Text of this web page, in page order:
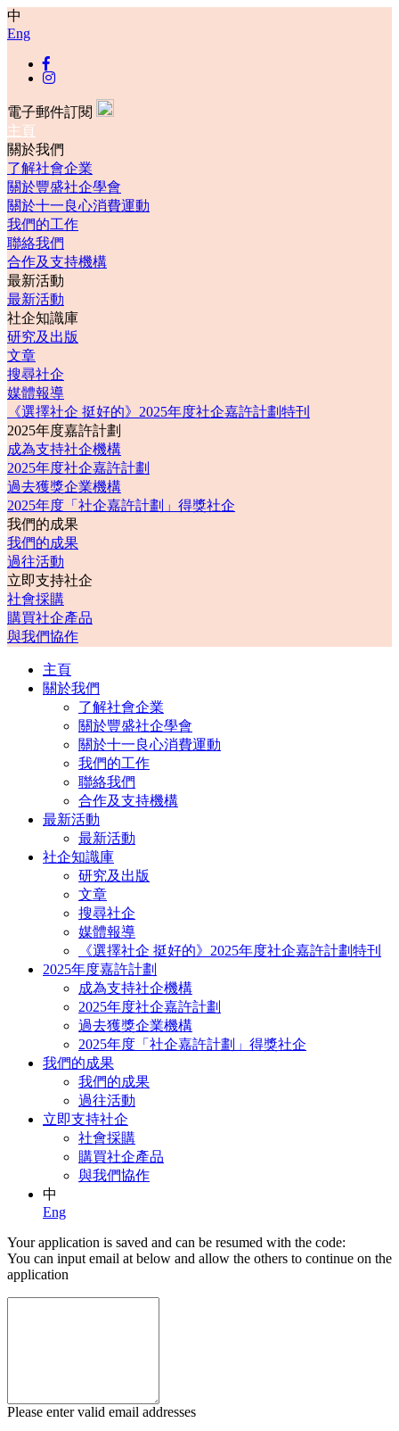
中
Eng
電子郵件訂閱
主頁
關於我們
了解社會企業
關於豐盛社企學會
關於十一良心消費運動
我們的工作
聯絡我們
合作及支持機構
最新活動
最新活動
社企知識庫
研究及出版
文章
搜尋社企
媒體報導
《選擇社企 挺好的》2025年度社企嘉許計劃特刊
2025年度嘉許計劃
成為支持社企機構
2025年度社企嘉許計劃
過去獲獎企業機構
2025年度「社企嘉許計劃」得獎社企
我們的成果
我們的成果
過往活動
立即支持社企
社會採購
購買社企產品
與我們協作
主頁
關於我們
了解社會企業
關於豐盛社企學會
關於十一良心消費運動
我們的工作
聯絡我們
合作及支持機構
最新活動
最新活動
社企知識庫
研究及出版
文章
搜尋社企
媒體報導
《選擇社企 挺好的》2025年度社企嘉許計劃特刊
2025年度嘉許計劃
成為支持社企機構
2025年度社企嘉許計劃
過去獲獎企業機構
2025年度「社企嘉許計劃」得獎社企
我們的成果
我們的成果
過往活動
立即支持社企
社會採購
購買社企產品
與我們協作
中
Eng
Your application is saved and can be resumed with the code:
You can input email at below and allow the others to continue on the
application
Please enter valid email addresses